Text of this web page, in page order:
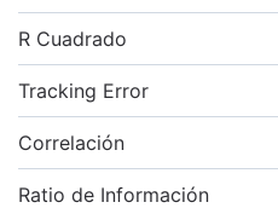
R Cuadrado
Tracking Error
Correlación
Ratio de Información